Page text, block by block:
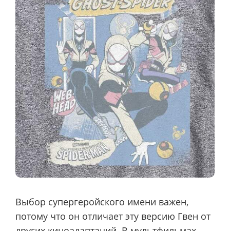
Выбор супергеройского имени важен,
потому что он отличает эту версию Гвен от